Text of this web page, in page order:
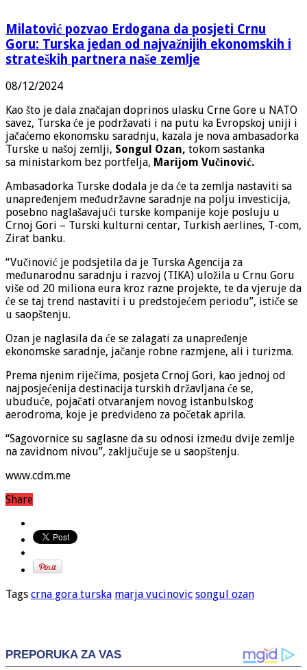
Milatović pozvao Erdogana da posjeti Crnu
Goru: Turska jedan od najvažnijih ekonomskih i
strateških partnera naše zemlje
08/12/2024
Kao što je dala značajan doprinos ulasku Crne Gore u NATO
savez, Turska će je podržavati i na putu ka Evropskoj uniji i
jačaćemo ekonomsku saradnju, kazala je nova ambasadorka
Turske u našoj zemlji, Songul Ozan, tokom sastanka
sa ministarkom bez portfelja, Marijom Vučinović.
Ambasadorka Turske dodala je da će ta zemlja nastaviti sa
unapređenjem međudržavne saradnje na polju investicija,
posebno naglašavajući turske kompanije koje posluju u
Crnoj Gori – Turski kulturni centar, Turkish aerlines, T-com,
Zirat banku.
“Vučinović je podsjetila da je Turska Agencija za
međunarodnu saradnju i razvoj (TIKA) uložila u Crnu Goru
više od 20 miliona eura kroz razne projekte, te da vjeruje da
će se taj trend nastaviti i u predstojećem periodu”, ističe se
u saopštenju.
Ozan je naglasila da će se zalagati za unapređenje
ekonomske saradnje, jačanje robne razmjene, ali i turizma.
Prema njenim riječima, posjeta Crnoj Gori, kao jednoj od
najposjećenija destinacija turskih državljana će se,
ubuduće, pojačati otvaranjem novog istanbulskog
aerodroma, koje je predviđeno za početak aprila.
“Sagovornice su saglasne da su odnosi između dvije zemlje
na zavidnom nivou”, zaključuje se u saopštenju.
www.cdm.me
Share
Tags crna gora turska marja vucinovic songul ozan